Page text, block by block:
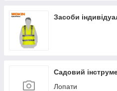
Засоби
Садовий
Лопати